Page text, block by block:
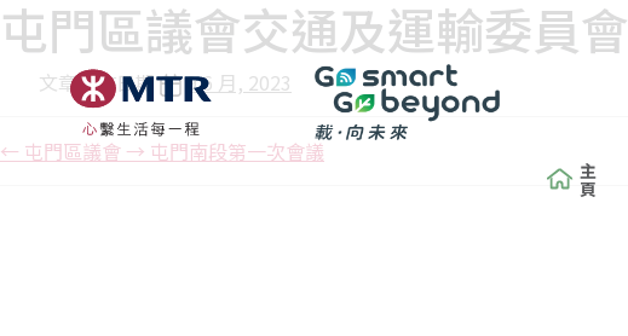
主
頁
屯門區議會交通及運輸委員會
文章發佈日期 9 6 月, 2023
← 屯門區議會 → 屯門南段第一次會議